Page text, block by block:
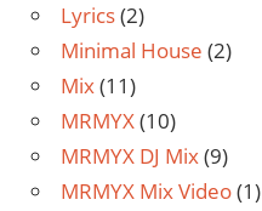
Lyrics(2)
Minimal House (2)
Mix(11)
MRMYX(10)
MRMYX DJ Mix(9)
MRMYX Mix Video(1)